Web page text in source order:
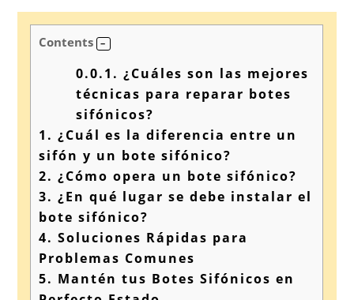
Contents
0.0.1. ¿Cuáles son las mejores
técnicas para reparar botes
sifónicos?
1. ¿Cuál es la diferencia entre un
sifón y un bote sifónico?
2. ¿Cómo opera un bote sifónico?
3. ¿En qué lugar se debe instalar el
bote sifónico?
4. Soluciones Rápidas para
Problemas Comunes
5. Mantén tus Botes Sifónicos en